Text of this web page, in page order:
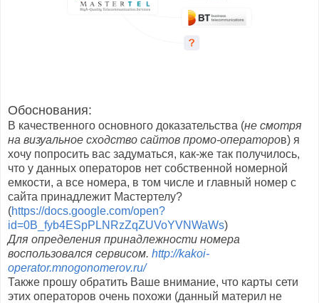
Обоснования:
В качественного основного доказательства (не смотря
на визуальное сходство сайтов промо-операторов) я
хочу попросить вас задуматься, как-же так получилось,
что у данных операторов нет собственной номерной
емкости, а все номера, в том числе и главный номер с
сайта принадлежит Мастертелу?
(https://docs.google.com/open?
id=0B_fyb4ESpPLNRzZqZUVoYVNWaWs)
Для определения принадлежности номера
воспользовался сервисом. http://kakoi-
operator.mnogonomerov.ru/
Также прошу обратить Ваше внимание, что карты сети
этих операторов очень похожи (данный материл не